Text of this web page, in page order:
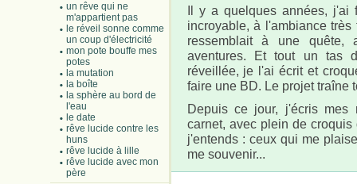
un rêve qui ne
m'appartient pas
le réveil sonne comme
un coup d'électricité
mon pote bouffe mes
potes
la mutation
la boîte
la sphère au bord de
l'eau
le date
rêve lucide contre les
huns
rêve lucide à lille
rêve lucide avec mon
père
Il y a quelques années, j'ai
incroyable, à l'ambiance
ressemblait à une quête,
aventures. Et tout un tas
réveillée, je l'ai écrit et
faire une BD. Le projet traîne
Depuis ce jour, j'écris
carnet, avec plein de
j'entends : ceux qui me
me souvenir...